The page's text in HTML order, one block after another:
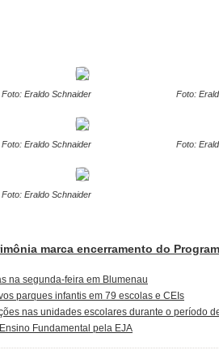
Foto: Eraldo Schnaider Foto:
Foto: Eraldo Schnaider Foto:
Foto: Eraldo Schnaider
marca encerramento do
na segunda-feira em Blumenau
parques infantis em 79 escolas e CEIs
nas unidades escolares durante o período
Fundamental pela EJA